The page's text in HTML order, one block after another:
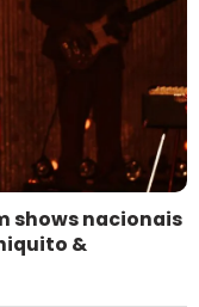
shows nacionais
&